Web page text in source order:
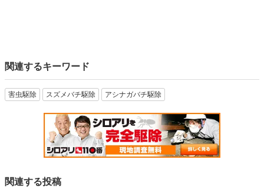
関連するキーワード
害虫駆除 スズメバチ駆除 アシナガバチ駆除
関連する投稿